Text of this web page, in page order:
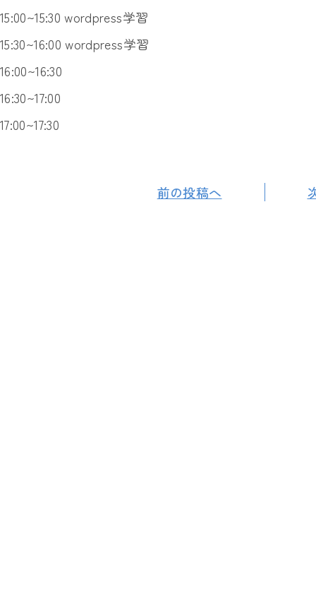
15:00~15:30 wordpress学習
15:30~16:00 wordpress学習
16:00~16:30
16:30~17:00
17:00~17:30
前の投稿へ